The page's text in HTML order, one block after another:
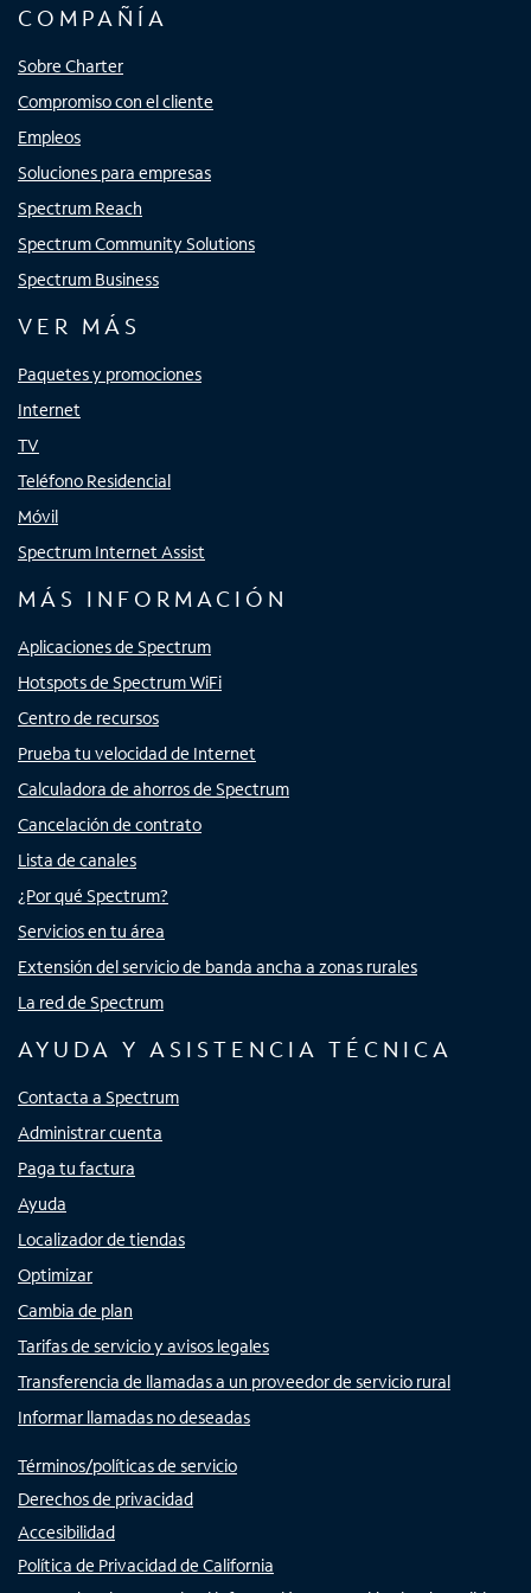
COMPAÑÍA
Sobre Charter
Compromiso con el cliente
Empleos
Soluciones para empresas
Spectrum Reach
Spectrum Community Solutions
Spectrum Business
VER MÁS
Paquetes y promociones
Internet
TV
Teléfono Residencial
Móvil
Spectrum Internet Assist
MÁS INFORMACIÓN
Aplicaciones de Spectrum
Hotspots de Spectrum WiFi
Centro de recursos
Prueba tu velocidad de Internet
Calculadora de ahorros de Spectrum
Cancelación de contrato
Lista de canales
¿Por qué Spectrum?
Servicios en tu área
Extensión del servicio de banda ancha a zonas rurales
La red de Spectrum
AYUDA Y ASISTENCIA TÉCNICA
Contacta a Spectrum
Administrar cuenta
Paga tu factura
Ayuda
Localizador de tiendas
Optimizar
Cambia de plan
Tarifas de servicio y avisos legales
Transferencia de llamadas a un proveedor de servicio rural
Informar llamadas no deseadas
Términos/políticas de servicio
Derechos de privacidad
Accesibilidad
Política de Privacidad de California